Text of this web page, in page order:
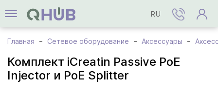
RU
Главная Сетевое оборудование Аксессуары
Комплект iCreatin Passive PoE
Injector и PoE Splitter